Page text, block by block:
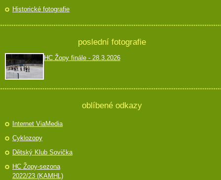
Historické fotografie
poslední fotografie
HC Žopy finále - 28.3.2026
oblíbené odkazy
Internet ViaMedia
Cyklozopy
Dětský Klub Sovička
HC Žopy-sezona
2022/23 (KAMHL)